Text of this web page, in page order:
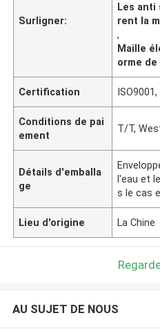
Surligner:
Les anti
rent la
,
Maille
orme
Certification ISO9001,
Conditions de pai
ement
T/T,
Détails d'emballa
ge
l'eau et
s le cas
Lieu d'origine La Chine
AU SUJET DE NOUS